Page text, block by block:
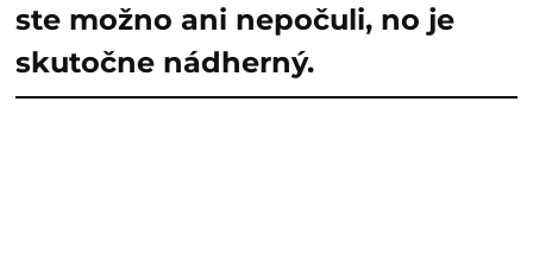
ste možno ani nepočuli, no je
skutočne nádherný.